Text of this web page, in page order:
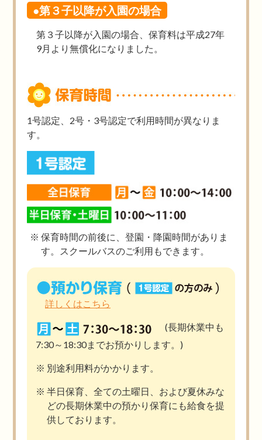
●第３子以降が入園の場合
第３子以降が入園の場合、保育料は平成27年
9月より無償化になりました。
1号認定、2号・3号認定で利用時間が異なりま
す。
保育時間の前後に、登園・降園時間がありま
す。スクールバスのご利用もできます。
詳しくはこちら
(長期休業中も
7:30～18:30までお預かりします。)
別途利用料がかかります。
半日保育、全ての土曜日、および夏休みな
どの長期休業中の預かり保育にも給食を提
供しております。